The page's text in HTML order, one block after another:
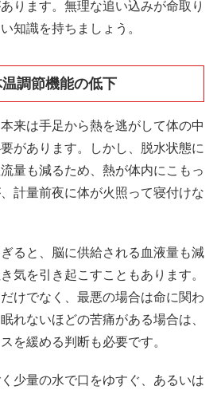
ります。無理な追い込みが命取り
知識を持ちましょう。
調節機能の低下
来は手足から熱を逃がして体の中
があります。しかし、脱水状態に
量も減るため、熱が体内にこもっ
計量前夜に体が火照って寝付けな
ると、脳に供給される血液量も減
気を引き起こすこともあります。
けでなく、最悪の場合は命に関わ
れないほどの苦痛がある場合は、
を緩める判断も必要です。
少量の水で口をゆすぐ、あるいは